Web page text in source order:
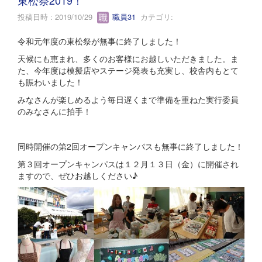
投稿日時 : 2019/10/29 職員31 カテゴリ:
令和元年度の東松祭が無事に終了しました！
天候にも恵まれ、多くのお客様にお越しいただきました。ま
た、今年度は模擬店やステージ発表も充実し、校舎内もとて
も賑わいました！
みなさんが楽しめるよう毎日遅くまで準備を重ねた実行委員
のみなさんに拍手！
同時開催の第2回オープンキャンパスも無事に終了しました！
第３回オープンキャンパスは１２月１３日（金）に開催され
ますので、ぜひお越しください♪